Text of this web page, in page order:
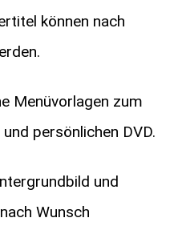
können nach
Menüvorlagen zum
persönlichen DVD.
und
Wunsch